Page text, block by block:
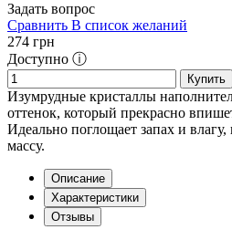
Задать вопрос
Сравнить В список желаний
274 грн
Доступно ⓘ
Купить
Изумрудные кристаллы
оттенок, который прекрасно
Идеально поглощает запах и
массу.
Описание
Характеристики
Отзывы